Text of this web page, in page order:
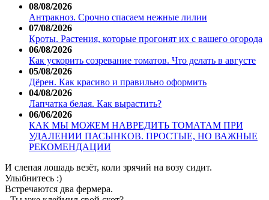
08/08/2026
Антракноз. Срочно спасаем нежные лилии
07/08/2026
Кроты. Растения, которые прогонят их с вашего огорода
06/08/2026
Как ускорить созревание томатов. Что делать в августе
05/08/2026
Дёрен. Как красиво и правильно оформить
04/08/2026
Лапчатка белая. Как вырастить?
06/06/2026
КАК МЫ МОЖЕМ НАВРЕДИТЬ ТОМАТАМ ПРИ
УДАЛЕНИИ ПАСЫНКОВ. ПРОСТЫЕ, НО ВАЖНЫЕ
РЕКОМЕНДАЦИИ
И слепая лошадь везёт, коли зрячий на возу сидит.
Улыбнитесь :)
Встречаются два фермера.